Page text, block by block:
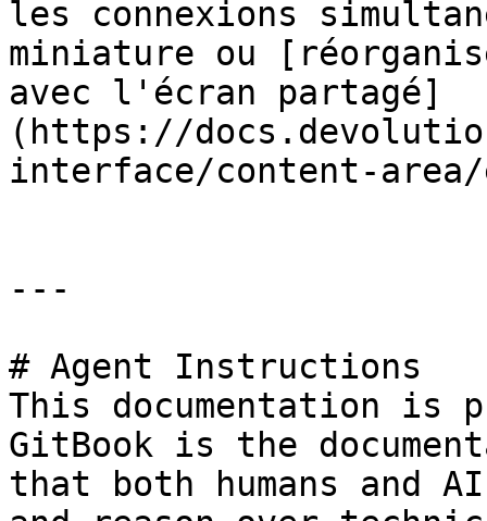
les connexions
miniature ou
avec l'écran partagé]
(https://
interface/content-area/
---
# Agent Instructions
This documentation is
GitBook is the
that both humans and